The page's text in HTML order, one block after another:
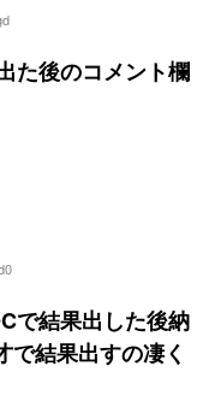
た後のコメント欄
で結果出した後納
結果出すの凄く